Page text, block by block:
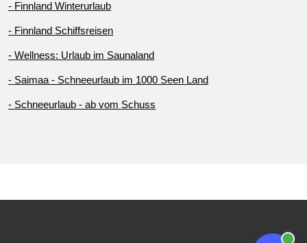
- Finnland Winterurlaub
- Finnland Schiffsreisen
- Wellness: Urlaub im Saunaland
- Saimaa - Schneeurlaub im 1000 Seen Land
- Schneeurlaub - ab vom Schuss